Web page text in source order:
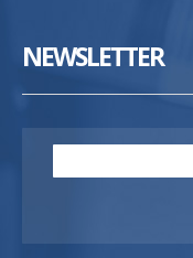
NEWSLETTER